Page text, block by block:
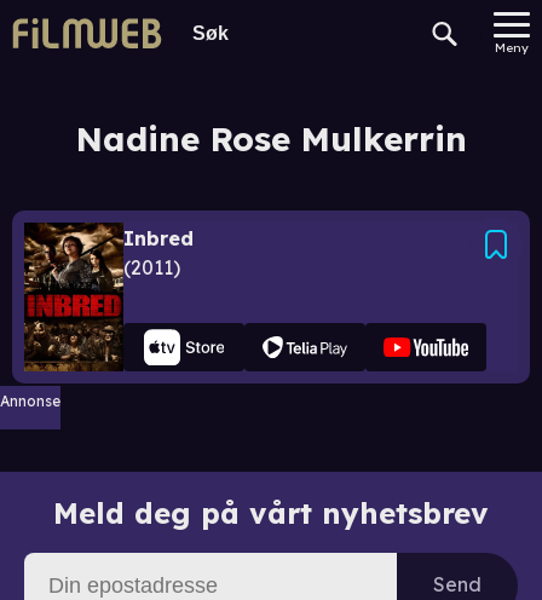
Meny
Nadine Rose Mulkerrin
Inbred
2011
Annonse
Meld deg på vårt nyhetsbrev
Send